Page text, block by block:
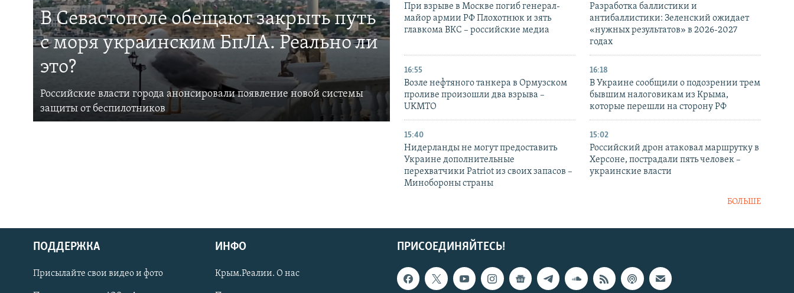
Українською
В Севастополе обещают закрыть путь
с моря украинским БпЛА. Реально ли
это?
Российские власти города анонсировали появление новой системы
защиты от беспилотников
При взрыве в Москве погиб генерал-
майор армии РФ Плохотнюк и зять
главкома ВКС – российские медиа
Разработка баллистики и
антибаллистики: Зеленский ожидает
«нужных результатов» в 2026-2027
годах
16:55
Возле нефтяного танкера в Ормузском
проливе произошли два взрыва –
UKMTO
16:18
В Украине сообщили о подозрении трем
бывшим налоговикам из Крыма,
которые перешли на сторону РФ
15:40
Нидерланды не могут предоставить
Украине дополнительные
перехватчики Patriot из своих запасов –
Минобороны страны
15:02
Российский дрон атаковал маршрутку в
Херсоне, пострадали пять человек –
украинские власти
БОЛЬШЕ
ПРИСОЕДИНЯЙТЕСЬ!
ПОДДЕРЖКА
Присылайте свои видео и фото
ИНФО
Крым.Реалии. О нас